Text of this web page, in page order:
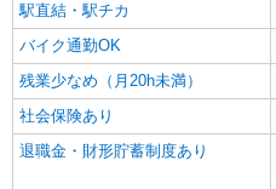
駅直結・駅チカ
バイク通勤OK
残業少なめ（月20h未満）
社会保険あり
退職金・財形貯蓄制度あり